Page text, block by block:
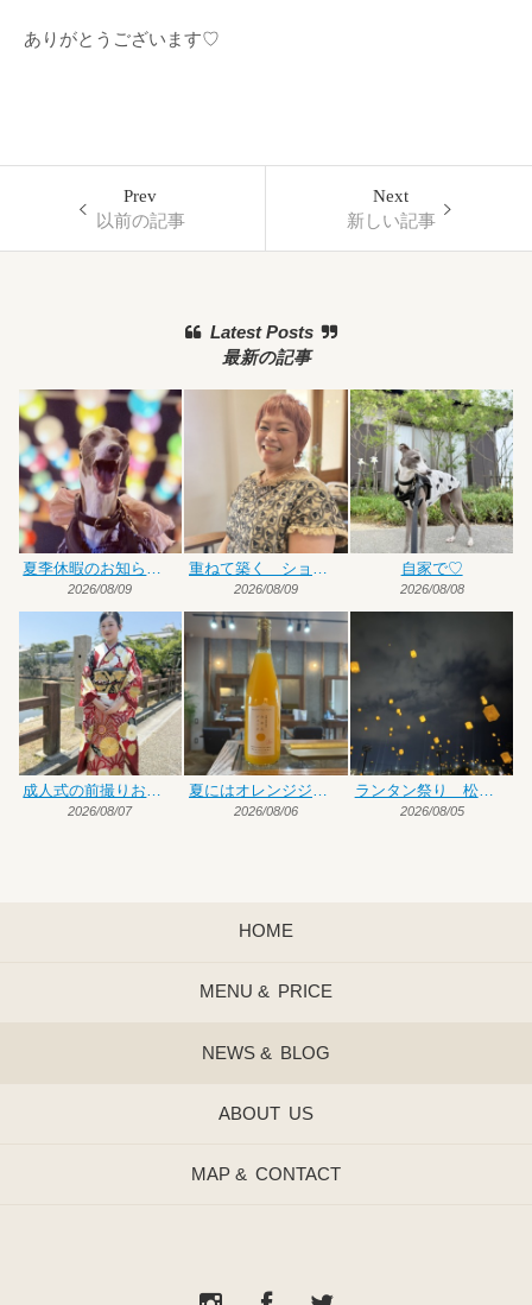
ありがとうございます♡
Prev
以前の記事
Next
新しい記事
Latest Posts
最新の記事
2026/08/09 2026/08/09
自家で♡
2026/08/08
成人式の前撮りお手伝い
2026/08/07
夏にはオレンジジュース♡
2026/08/06
ランタン祭り 松前編
2026/08/05
HOME
MENU & PRICE
NEWS & BLOG
ABOUT US
MAP & CONTACT